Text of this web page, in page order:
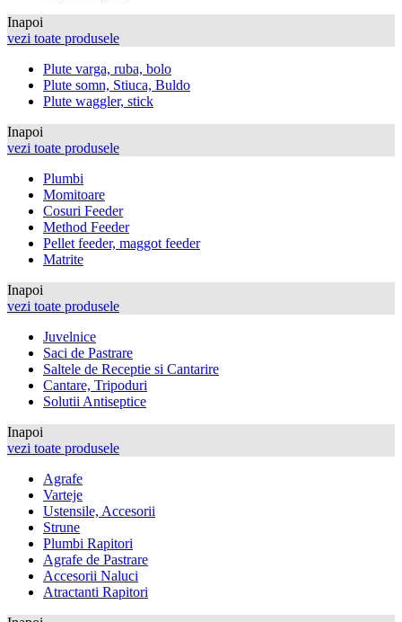
Inapoi
vezi toate produsele
Plute varga, ruba, bolo
Plute somn, Stiuca, Buldo
Plute waggler, stick
Inapoi
vezi toate produsele
Plumbi
Momitoare
Cosuri Feeder
Method Feeder
Pellet feeder, maggot feeder
Matrite
Inapoi
vezi toate produsele
Juvelnice
Saci de Pastrare
Saltele de Receptie si Cantarire
Cantare, Tripoduri
Solutii Antiseptice
Inapoi
vezi toate produsele
Agrafe
Varteje
Ustensile, Accesorii
Strune
Plumbi Rapitori
Agrafe de Pastrare
Accesorii Naluci
Atractanti Rapitori